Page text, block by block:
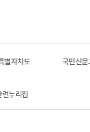
별자치도 국민신문
련누리집